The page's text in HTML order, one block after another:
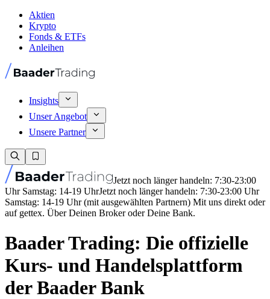
Aktien
Krypto
Fonds & ETFs
Anleihen
Insights
Unser Angebot
Unsere Partner
Jetzt noch länger handeln: 7:30-23:00
Uhr Samstag: 14-19 UhrJetzt noch länger handeln: 7:30-23:00 Uhr
Samstag: 14-19 Uhr (mit ausgewählten Partnern) Mit uns direkt oder
auf gettex. Über Deinen Broker oder Deine Bank.
Baader Trading: Die offizielle
Kurs- und Handelsplattform
der Baader Bank